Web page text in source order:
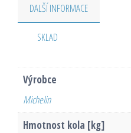
DALŠÍ INFORMACE
SKLAD
Výrobce
Michelin
Hmotnost kola [kg]